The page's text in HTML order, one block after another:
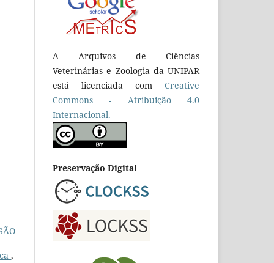
,
A Arquivos de Ciências
Veterinárias e Zoologia da UNIPAR
está licenciada com Creative
Commons - Atribuição 4.0
Internacional.
Preservação Digital